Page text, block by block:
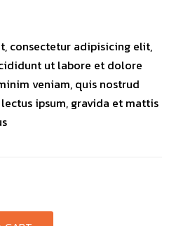
consectetur adipisicing elit,
ut labore et dolore
veniam, quis nostrud
ipsum, gravida et mattis